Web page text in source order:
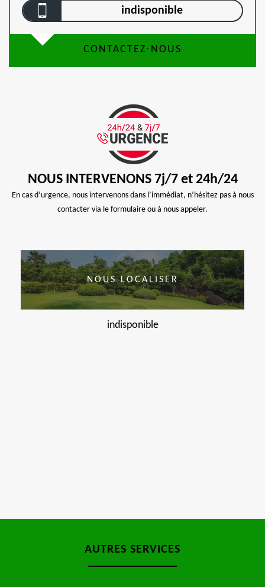
indisponible
CONTACTEZ-NOUS
NOUS INTERVENONS 7j/7 et 24h/24
En cas d’urgence, nous intervenons dans l’immédiat, n’hésitez pas à nous
contacter via le formulaire ou à nous appeler.
NOUS LOCALISER
indisponible
AUTRES SERVICES